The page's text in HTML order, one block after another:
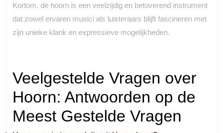
Kortom, de hoorn is een veelzijdig en betoverend instrument
dat zowel ervaren musici als luisteraars blijft fascineren met
zijn unieke klank en expressieve mogelijkheden.
Veelgestelde Vragen over
Hoorn: Antwoorden op de
Meest Gestelde Vragen